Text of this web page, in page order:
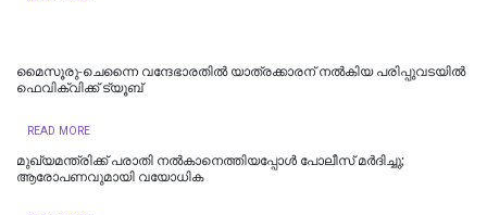
മൈസൂരു-ചെന്നൈ വന്ദേഭാരതില്‍ യാത്രക്കാരന് നല്‍കിയ പരിപ്പുവടയില്‍
ഫെവിക്വിക്ക് ട്യൂബ്
READ MORE
മുഖ്യമന്ത്രിക്ക് പരാതി നൽകാനെത്തിയപ്പോൾ പോലീസ് മർദിച്ചു;
ആരോപണവുമായി വയോധിക